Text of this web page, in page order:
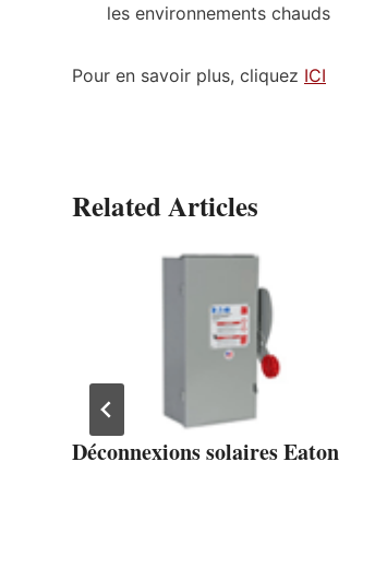
les environnements chauds
Pour en savoir plus, cliquez ICI
Related Articles
Déconnexions solaires Eaton